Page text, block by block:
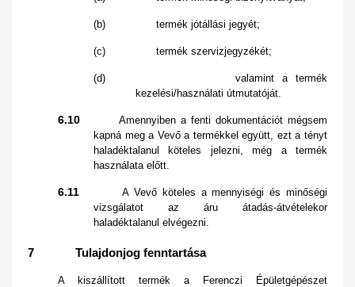
(b) termék jótállási jegyét;
(c) termék szervizjegyzékét;
(d) valamint a termék
kezelési/használati útmutatóját.
6.10 Amennyiben a fenti dokumentációt mégsem
kapná meg a Vevő a termékkel együtt, ezt a tényt
haladéktalanul köteles jelezni, még a termék
használata előtt.
6.11A Vevő köteles a mennyiségi és minőségi
vizsgálatot az áru átadás-átvételekor
haladéktalanul elvégezni.
7 Tulajdonjog fenntartása
A kiszállított termék a Ferenczi Épületgépészet